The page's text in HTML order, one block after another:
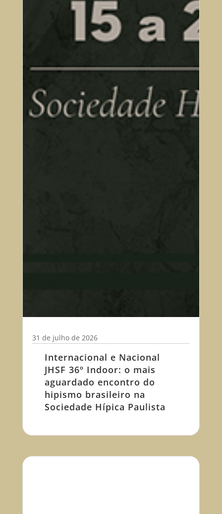
Internacional e Nacional
JHSF 36º Indoor: o mais
aguardado encontro do
hipismo brasileiro na
Sociedade Hípica Paulista
31 de julho de 2026